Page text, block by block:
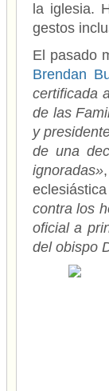
la iglesia.
gestos
El pasado
Brendan
certificada
de las
y
de una
ignoradas»
contra los
oficial a
del obispo